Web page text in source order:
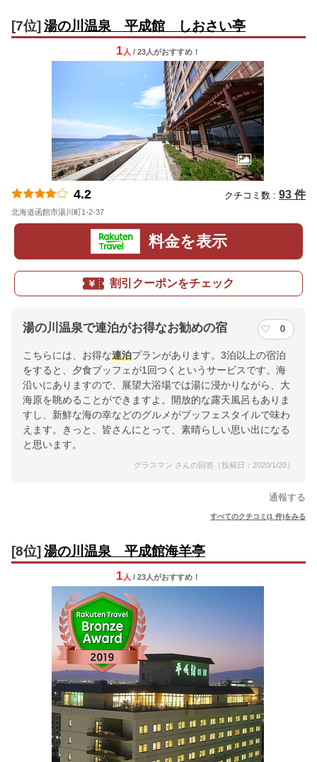
[7位] 湯の川温泉 平成館 しおさい亭
1 人 / 23人がおすすめ！
4.2 クチコミ数 : 93 件
北海道函館市湯川町1-2-37
料金を表示
割引クーポンをチェック
湯の川温泉で連泊がお得なお勧めの宿 0
こちらには、お得な連泊プランがあります。3泊以上の宿泊
をすると、夕食ブッフェが1回つくというサービスです。海
沿いにありますので、展望大浴場では湯に浸かりながら、大
海原を眺めることができますよ。開放的な露天風呂もありま
すし、新鮮な海の幸などのグルメがブッフェスタイルで味わ
えます。きっと、皆さんにとって、素晴らしい思い出になる
と思います。
グラスマン さんの回答（投稿日：2020/1/20）
通報する
すべてのクチコミ(1 件)をみる
[8位] 湯の川温泉 平成館海羊亭
1 人 / 23人がおすすめ！